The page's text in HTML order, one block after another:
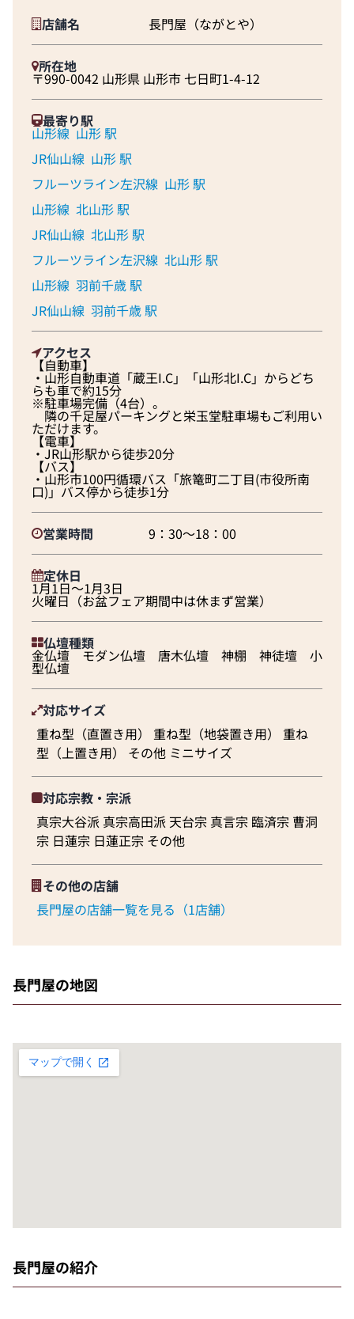
店舗名 長門屋（ながとや）
所在地
〒990-0042 山形県 山形市 七日町1-4-12
最寄り駅
山形線 山形 駅
JR仙山線 山形 駅
フルーツライン左沢線 山形 駅
山形線 北山形 駅
JR仙山線 北山形 駅
フルーツライン左沢線 北山形 駅
山形線 羽前千歳 駅
JR仙山線 羽前千歳 駅
アクセス
【自動車】
・山形自動車道「蔵王I.C」「山形北I.C」からどち
らも車で約15分
※駐車場完備（4台）。
隣の千足屋パーキングと栄玉堂駐車場もご利用い
ただけます。
【電車】
・JR山形駅から徒歩20分
【バス】
・山形市100円循環バス「旅篭町二丁目(市役所南
口)」バス停から徒歩1分
営業時間 9：30～18：00
定休日
1月1日～1月3日
火曜日（お盆フェア期間中は休まず営業）
仏壇種類
金仏壇 モダン仏壇 唐木仏壇 神棚 神徒壇 小
型仏壇
対応サイズ
重ね型（直置き用） 重ね型（地袋置き用） 重ね
型（上置き用） その他 ミニサイズ
対応宗教・宗派
真宗大谷派 真宗高田派 天台宗 真言宗 臨済宗 曹洞
宗 日蓮宗 日蓮正宗 その他
その他の店舗
長門屋の店舗一覧を見る（1店舗）
長門屋の地図
長門屋の紹介